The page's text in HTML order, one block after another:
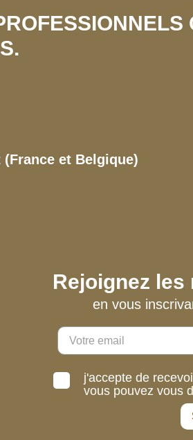
et Belgique)
Rejoignez les
en vous
j'accepte de
vous pouvez vous